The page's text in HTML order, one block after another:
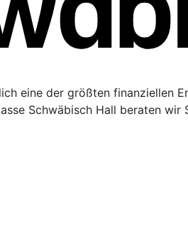
eine der größten finanziellen
Schwäbisch Hall beraten wir